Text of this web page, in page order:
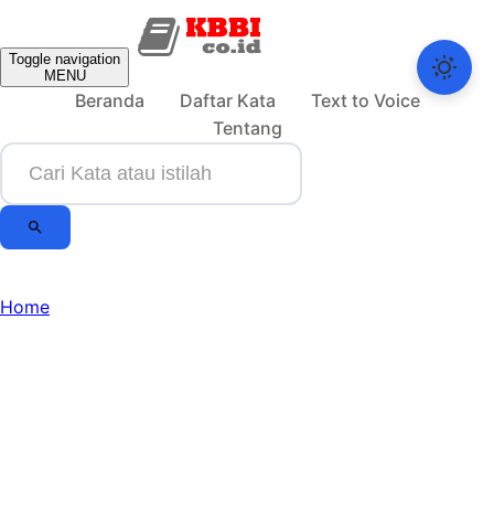
Toggle navigation
MENU
Beranda Daftar Kata
Text to Voice
Tentang
Home